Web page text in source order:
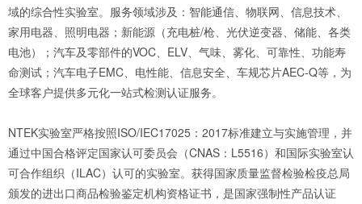
域的综合性实验室。服务领域涉及：智能通信、物联网、信息技术、
家用电器、照明电器；新能源（充电桩/枪、光伏逆变器、储能、各类
电池）；汽车及零部件的VOC、ELV、气味、雾化、可靠性、功能寿
命测试；汽车电子EMC、电性能、信息安全、车规芯片AEC-Q等，为
全球客户提供多元化一站式检测认证服务。
NTEK实验室严格按照ISO/IEC17025：2017标准建立与实施管理，并
通过中国合格评定国家认可委员会（CNAS：L5516）和国际实验室认
可合作组织（ILAC）认可的实验室。获得国家质量监督检验检疫总局
颁发的进出口商品检验鉴定机构资格证书，是国家强制性产品认证